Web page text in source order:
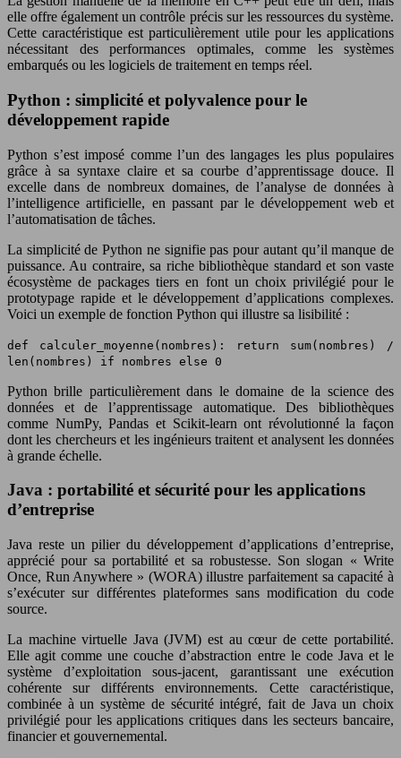
elle offre également un contrôle précis sur les ressources du système.
Cette caractéristique est particulièrement utile pour les applications
nécessitant des performances optimales, comme les systèmes
embarqués ou les logiciels de traitement en temps réel.
Python : simplicité et polyvalence pour le
développement rapide
Python s’est imposé comme l’un des langages les plus populaires
grâce à sa syntaxe claire et sa courbe d’apprentissage douce. Il
excelle dans de nombreux domaines, de l’analyse de données à
l’intelligence artificielle, en passant par le développement web et
l’automatisation de tâches.
La simplicité de Python ne signifie pas pour autant qu’il manque de
puissance. Au contraire, sa riche bibliothèque standard et son vaste
écosystème de packages tiers en font un choix privilégié pour le
prototypage rapide et le développement d’applications complexes.
Voici un exemple de fonction Python qui illustre sa lisibilité :
def calculer_moyenne(nombres): return sum(nombres) /
len(nombres) if nombres else 0
Python brille particulièrement dans le domaine de la science des
données et de l’apprentissage automatique. Des bibliothèques
comme NumPy, Pandas et Scikit-learn ont révolutionné la façon
dont les chercheurs et les ingénieurs traitent et analysent les données
à grande échelle.
Java : portabilité et sécurité pour les applications
d’entreprise
Java reste un pilier du développement d’applications d’entreprise,
apprécié pour sa portabilité et sa robustesse. Son slogan « Write
Once, Run Anywhere » (WORA) illustre parfaitement sa capacité à
s’exécuter sur différentes plateformes sans modification du code
source.
La machine virtuelle Java (JVM) est au cœur de cette portabilité.
Elle agit comme une couche d’abstraction entre le code Java et le
système d’exploitation sous-jacent, garantissant une exécution
cohérente sur différents environnements. Cette caractéristique,
combinée à un système de sécurité intégré, fait de Java un choix
privilégié pour les applications critiques dans les secteurs bancaire,
financier et gouvernemental.